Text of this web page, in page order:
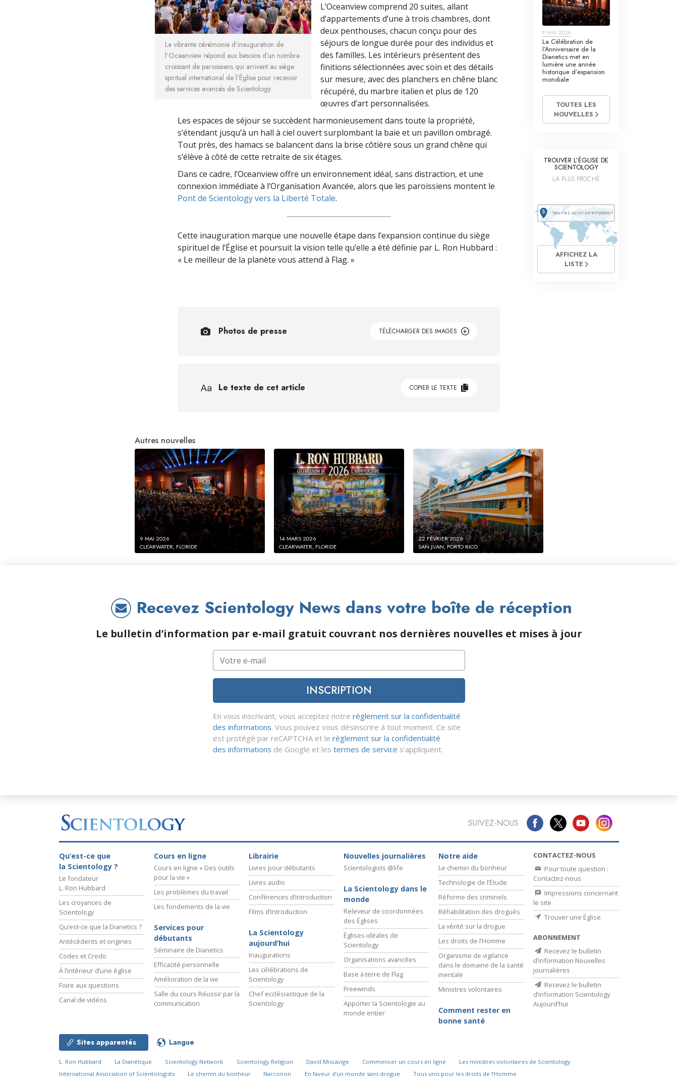
La vibrante cérémonie d’inauguration de
l’Oceanview répond aux besoins d’un nombre
croissant de paroissiens qui arrivent au siège
spirituel international de l’Église pour recevoir
des services avancés de Scientology.
L’Oceanview comprend 20 suites, allant
d’appartements d’une à trois chambres, dont
deux penthouses, chacun conçu pour des
séjours de longue durée pour des individus et
des familles. Les intérieurs présentent des
finitions sélectionnées avec soin et des détails
sur mesure, avec des planchers en chêne blanc
récupéré, du marbre italien et plus de 120
œuvres d’art personnalisées.
Les espaces de séjour se succèdent harmonieusement dans toute la propriété,
s’étendant jusqu’à un hall à ciel ouvert surplombant la baie et un pavillon ombragé.
Tout près, des hamacs se balancent dans la brise côtière sous un grand chêne qui
s’élève à côté de cette retraite de six étages.
Dans ce cadre, l’Oceanview offre un environnement idéal, sans distraction, et une
connexion immédiate à l’Organisation Avancée, alors que les paroissiens montent le
Pont de Scientology vers la Liberté Totale.
Cette inauguration marque une nouvelle étape dans l’expansion continue du siège
spirituel de l’Église et poursuit la vision telle qu’elle a été définie par L. Ron Hubbard :
« Le meilleur de la planète vous attend à Flag. »
9 MAI 2026
La Célébration de
l’Anniversaire de la
Dianetics met en
lumière une année
historique d’expansion
mondiale
TOUTES LES
NOUVELLES
TROUVER L’ÉGLISE DE
SCIENTOLOGY
LA PLUS PROCHE
AFFICHEZ LA
LISTE
Photos de presse TÉLÉCHARGER DES IMAGES
Le texte de cet article COPIER LE TEXTE
Autres nouvelles
9 MAI 2026
CLEARWATER, FLORIDE
14 MARS 2026
CLEARWATER, FLORIDE
22 FÉVRIER 2026
SAN JUAN, PORTO RICO
Recevez Scientology News dans votre boîte de réception
Le bulletin d’information par e-mail gratuit couvrant nos dernières nouvelles et mises à jour
INSCRIPTION
En vous inscrivant, vous acceptez notre règlement sur la confidentialité
des informations. Vous pouvez vous désinscrire à tout moment. Ce site
est protégé par reCAPTCHA et le règlement sur la confidentialité
des informations de Google et les termes de service s’appliquent.
SUIVEZ-NOUS
Qu’est-ce que
la Scientology ?
Le fondateur
L. Ron Hubbard
Les croyances de
Scientology
Qu’est-ce que la Dianetics ?
Antécédents et origines
Codes et Credo
À l’intérieur d’une église
Foire aux questions
Canal de vidéos
Cours en ligne
Cours en ligne « Des outils
pour la vie »
Les problèmes du travail
Les fondements de la vie
Services pour
débutants
Séminaire de Dianetics
Efficacité personnelle
Amélioration de la vie
Salle du cours Réussir par la
communication
Librairie
Livres pour débutants
Livres audio
Conférences d’introduction
Films d’introduction
La Scientology
aujourd’hui
Inaugurations
Les célébrations de
Scientology
Chef ecclésiastique de la
Scientology
Nouvelles journalières
Scientologists @life
La Scientology dans le
monde
Releveur de coordonnées
des Églises
Églises idéales de
Scientology
Organisations avancées
Base à terre de Flag
Freewinds
Apporter la Scientologie au
monde entier
Notre aide
Le chemin du bonheur
Technologie de l’Étude
Réforme des criminels
Réhabilitation des drogués
La vérité sur la drogue
Les droits de l’Homme
Organisme de vigilance
dans le domaine de la santé
mentale
Ministres volontaires
Comment rester en
bonne santé
CONTACTEZ-NOUS
Pour toute question :
Contactez-nous
Impressions concernant
le site
Trouver une Église
ABONNEMENT
Recevez le bulletin
d’information Nouvelles
journalières
Recevez le bulletin
d’information Scientology
Aujourd’hui
Sites apparentés Langue
L. Ron Hubbard La Dianétique Scientology Network Scientology Religion David Miscavige Commencer un cours en ligne
Les ministres volontaires de Scientology
International Association of Scientologists
Le chemin du bonheur Narconon En faveur d’un monde sans drogue
Tous unis pour les droits de l’Homme